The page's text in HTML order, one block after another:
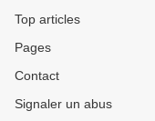
Top articles
Pages
Contact
Signaler un abus